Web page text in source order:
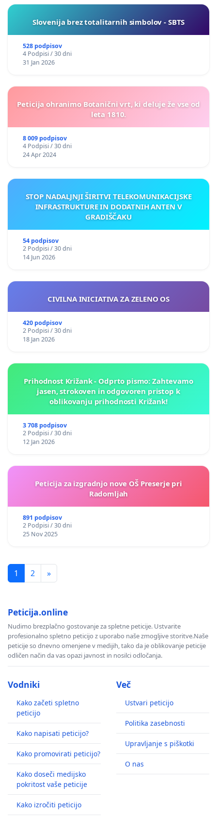
Slovenija brez totalitarnih simbolov - SBTS
528 podpisov
4 Podpisi / 30 dni
31 Jan 2026
Peticija ohranimo Botanični vrt, ki deluje že vse od
leta 1810.
8 009 podpisov
4 Podpisi / 30 dni
24 Apr 2024
STOP NADALJNJI ŠIRITVI TELEKOMUNIKACIJSKE
INFRASTRUKTURE IN DODATNIH ANTEN V
GRADIŠČAKU
54 podpisov
2 Podpisi / 30 dni
14 Jun 2026
CIVILNA INICIATIVA ZA ZELENO OS
420 podpisov
2 Podpisi / 30 dni
18 Jan 2026
Prihodnost Križank - Odprto pismo: Zahtevamo
jasen, strokoven in odgovoren pristop k
oblikovanju prihodnosti Križank!
3 708 podpisov
2 Podpisi / 30 dni
12 Jan 2026
Peticija za izgradnjo nove OŠ Preserje pri
Radomljah
891 podpisov
2 Podpisi / 30 dni
25 Nov 2025
1 2 »
Peticija.online
Nudimo brezplačno gostovanje za spletne peticije. Ustvarite
profesionalno spletno peticijo z uporabo naše zmogljive storitve.Naše
peticije so dnevno omenjene v medijih, tako da je oblikovanje peticije
odličen način da vas opazi javnost in nosilci odločanja.
Vodniki
Kako začeti spletno
peticijo
Kako napisati peticijo?
Kako promovirati peticijo?
Kako doseči medijsko
pokritost vaše peticije
Kako izročiti peticijo
Več
Ustvari peticijo
Politika zasebnosti
Upravljanje s piškotki
O nas